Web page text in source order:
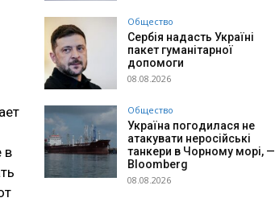
в
Общество
Сербія надасть Україні
пакет гуманітарної
допомоги
08.08.2026
Общество
Україна погодилася не
атакувати неросійські
танкери в Чорному морі, —
Bloomberg
08.08.2026